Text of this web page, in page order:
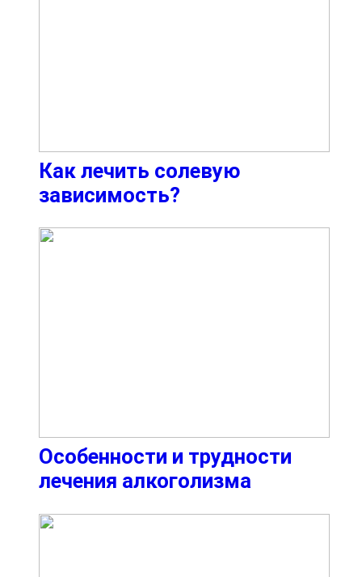
Как лечить солевую
зависимость?
Особенности и трудности
лечения алкоголизма